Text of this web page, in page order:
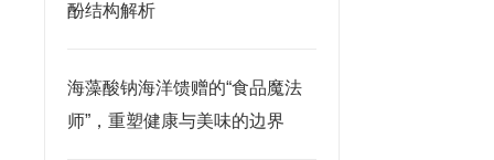
酚结构解析
海藻酸钠海洋馈赠的“食品魔法
师”，重塑健康与美味的边界